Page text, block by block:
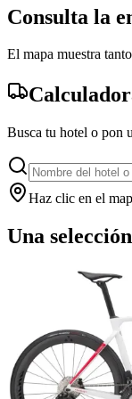
Consulta la
El mapa muestra
Busca tu hotel o pon
Haz clic en el
+
Una